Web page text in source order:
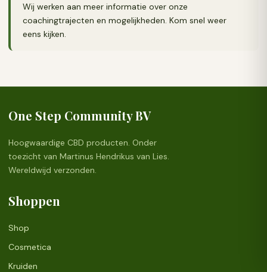
Wij werken aan meer informatie over onze
coachingtrajecten en mogelijkheden. Kom snel weer
eens kijken.
One Step Community BV
Hoogwaardige CBD producten. Onder
toezicht van Martinus Hendrikus van Lies.
Wereldwijd verzonden.
Shoppen
Shop
Cosmetica
Kruiden